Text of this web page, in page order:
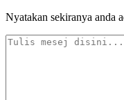
Nyatakan sekiranya anda